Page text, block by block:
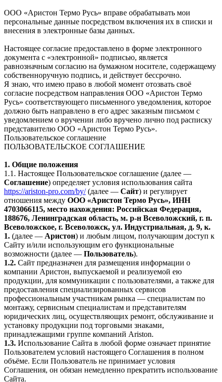
ООО «Аристон Термо Русь» вправе обрабатывать мои
персональные данные посредством включения их в списки и
внесения в электронные базы данных.
Настоящее согласие предоставлено в форме электронного
документа с «электронной» подписью, является
равнозначным согласию на бумажном носителе, содержащему
собственноручную подпись, и действует бессрочно.
Я знаю, что имею право в любой момент отозвать своё
согласие посредством направления ООО «Аристон Термо
Русь» соответствующего письменного уведомления, которое
должно быть направлено в его адрес заказным письмом с
уведомлением о вручении либо вручено лично под расписку
представителю ООО «Аристон Термо Русь».
Пользовательское соглашение
ПОЛЬЗОВАТЕЛЬСКОЕ СОГЛАШЕНИЕ
1. Общие положения
1.1. Настоящее Пользовательское соглашение (далее —
Соглашение) определяет условия использования сайта
https://ariston-pro.com/by/(далее — Сайт) и регулирует
отношения между ООО «Аристон Термо Русь», ИНН
4703066115, место нахождения: Российская Федерация,
188676, Ленинградская область, м. р-н Всеволожский, г. п.
Всеволожское, г. Всеволожск, ул. Индустриальная, д. 9, к.
1. (далее — Аристон) и любым лицом, получающим доступ к
Сайту и/или использующим его функциональные
возможности (далее — Пользователь).
1.2. Сайт предназначен для размещения информации о
компании Аристон, выпускаемой и реализуемой ею
продукции, для коммуникации с пользователями, а также для
предоставления специализированных сервисов
профессиональным участникам рынка — специалистам по
монтажу, сервисным специалистам и представителям
юридических лиц, осуществляющих ремонт, обслуживание и
установку продукции под торговыми знаками,
принадлежащими группе компаний Ariston.
1.3. Использование Сайта в любой форме означает принятие
Пользователем условий настоящего Соглашения в полном
объёме. Если Пользователь не принимает условия
Соглашения, он обязан немедленно прекратить использование
Сайта.